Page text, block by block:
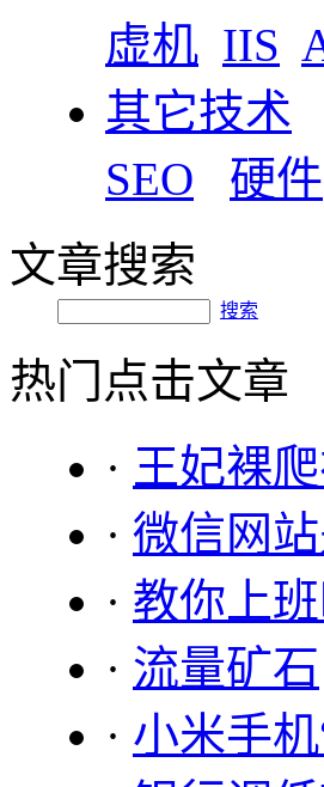
虚机 IIS
其它技术
SEO
硬件
文章搜索
搜索
热门点击文章
· 王妃裸
· 微信网
· 教你上
· 流量矿石
· 小米手